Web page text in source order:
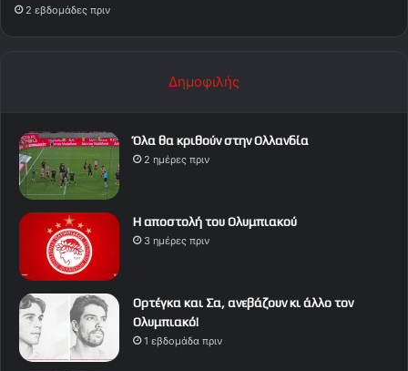
2 εβδομάδες πριν
Δημοφιλής
Όλα θα κριθούν στην Ολλανδία
2 ημέρες πριν
Η αποστολή του Ολυμπιακού
3 ημέρες πριν
Ορτέγκα και Σα, ανεβάζουν κι άλλο τον
Ολυμπιακό!
1 εβδομάδα πριν